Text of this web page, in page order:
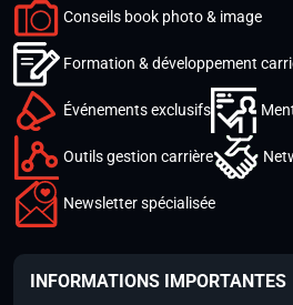
Conseils book photo & image
Formation & développement
Événements exclusifs
Outils gestion carrière
Newsletter spécialisée
INFORMATIONS IMPORTANTES